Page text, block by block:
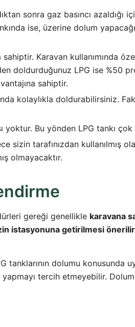
sonra gaz basıncı
ise, üzerine dolum
Karavan kullanımında
doldurduğunuz LPG ise %50
sahiptir.
kolaylıkla doldurabilirsiniz.
yoktur. Bu yönden LPG tankı
sizin tarafınızdan kullanılmış
olmayacaktır.
gereği genellikle karavana
istasyonuna getirilmesi
tanklarının dolumu konusunda
tercih etmeyebilir.